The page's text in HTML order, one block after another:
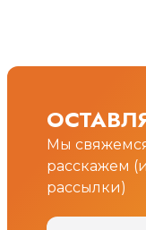
Мы
расскажем
рассылки)